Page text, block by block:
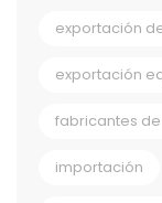
exportación
exportación
fabricantes
importación